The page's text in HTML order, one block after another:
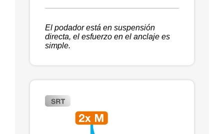
El podador está en suspensión
directa, el esfuerzo en el anclaje es
simple.